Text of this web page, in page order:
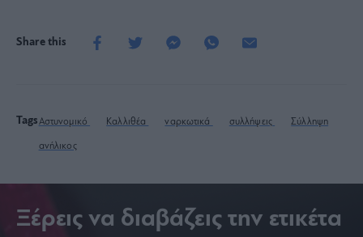
Share this
TagsΑστυνομικό Καλλιθέα ναρκωτικά συλλήψεις Σύλληψη
ανήλικος
Ξέρεις να διαβάζεις την ετικέτα